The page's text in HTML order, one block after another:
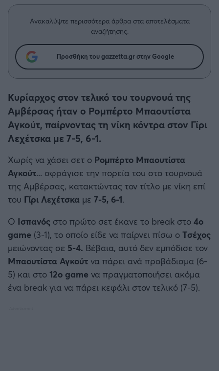
Δημήτρης Τσορμπατζόγλου
ΟΦΗ
Ατρόμητος Αθηνών
Κηφισιά
Αστέρας Τρίπολης
Παναιτωλικός
Καλαμάτα
Ηρακλής
Μπαρτσελόνα
Συνεντεύξεις
Μεγάλη μου Αγάπη
Μια Ιστορία από την Πόλη
Ανακαλύψτε περισσότερα άρθρα στα αποτελέσματα
αναζήτησης.
Προσθήκη του gazzetta.gr στην Google
Κυρίαρχος στον τελικό του τουρνουά της
Αμβέρσας ήταν ο Ρομπέρτο Μπαουτίστα
Αγκούτ, παίρνοντας τη νίκη κόντρα στον Γίρι
Λεχέτσκα με 7-5, 6-1.
Χωρίς να χάσει σετ ο Ρομπέρτο Μπαουτίστα
Αγκούτ... σφράγισε την πορεία του στο τουρνουά
της Αμβέρσας, κατακτώντας τον τίτλο με νίκη επί
του Γίρι Λεχέτσκα με 7-5, 6-1.
Ο Ισπανός στο πρώτο σετ έκανε το break στο 4ο
game (3-1), το οποίο είδε να παίρνει πίσω ο Τσέχος
μειώνοντας σε 5-4. Βέβαια, αυτό δεν εμπόδισε τον
Μπαουτίστα Αγκούτ να πάρει ανά προβάδισμα (6-
5) και στο 12ο game να πραγματοποιήσει ακόμα
ένα break για να πάρει κεφάλι στον τελικό (7-5).